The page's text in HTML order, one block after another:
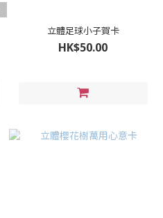
立體足球小子賀卡
HK$50.00